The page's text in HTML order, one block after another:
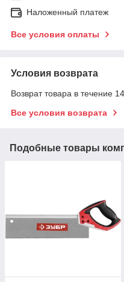
Наложенный платеж
Все условия оплаты
Условия возврата
Возврат товара в течение
Все условия возврата
Подобные товары